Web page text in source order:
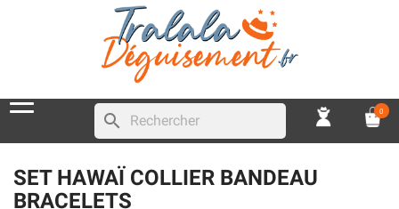
search 0
SET HAWAÏ COLLIER BANDEAU
BRACELETS